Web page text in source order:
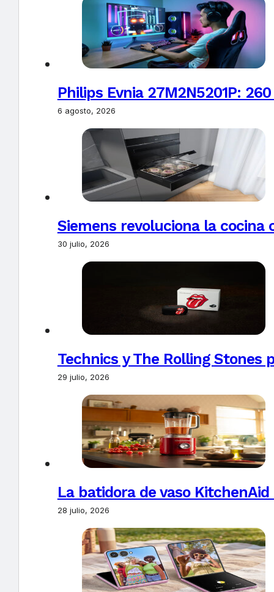
Philips Evnia 27M2N5201P:
6 agosto, 2026
Siemens revoluciona la
30 julio, 2026
Technics y The Rolling Stones
29 julio, 2026
La batidora de vaso
28 julio, 2026